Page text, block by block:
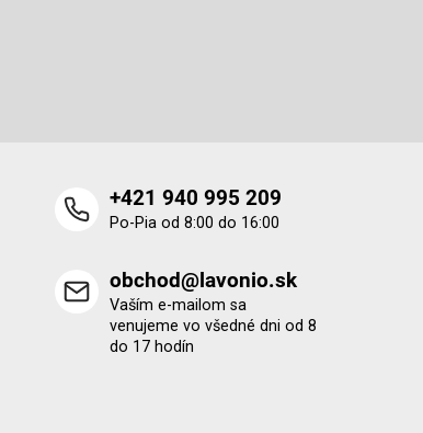
+421 940 995 209
Po-Pia od 8:00 do 16:00
obchod@lavonio.sk
Vaším e-mailom sa
venujeme vo všedné dni od 8
do 17 hodín